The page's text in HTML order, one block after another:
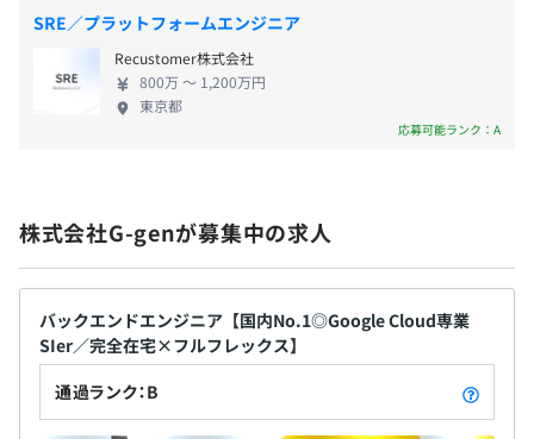
▼株式会社ブンカ様
脱Excelで月次集計業務が10分の1に！「数字の見える
▼東京システムハウス株式会社様
AIで救う
▼タワーレコード株式会社様
GA4 × BigQueryでデータ活用の第一歩！さらなるデータ
の可視化と活用を目指す
社会保険完備（健康保険・厚生年金保険、雇用保険・労災
無期雇用
3カ月（期間中、条件の変更はありません）
SRE／プラットフォームエンジニア
Recustomer株式会社
800万 〜 1,200万円
東京都
応募可能ランク：A
株式会社G-genが募集中の求人
バックエンドエンジニア【国内No.1◎Google Cloud専業
SIer／完全在宅×フルフレックス】
通過ランク：B